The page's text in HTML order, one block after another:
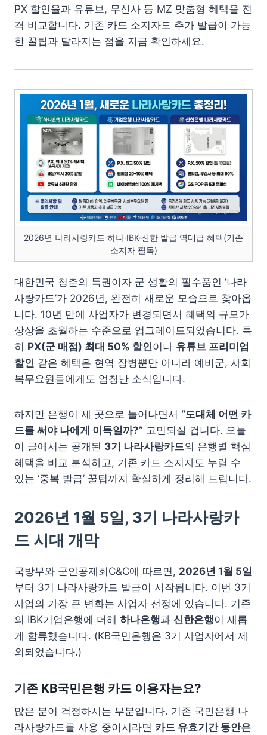
PX 할인율과 유튜브, 무신사 등 MZ 맞춤형 혜택을 전
격 비교합니다. 기존 카드 소지자도 추가 발급이 가능
한 꿀팁과 달라지는 점을 지금 확인하세요.
2026년 나라사랑카드 하나·IBK·신한 발급 역대급 혜택(기존
소지자 필독)
대한민국 청춘의 특권이자 군 생활의 필수품인 ‘나라
사랑카드’가 2026년, 완전히 새로운 모습으로 찾아옵
니다. 10년 만에 사업자가 변경되면서 혜택의 규모가
상상을 초월하는 수준으로 업그레이드되었습니다. 특
히 PX(군 매점) 최대 50% 할인이나 유튜브 프리미엄
할인 같은 혜택은 현역 장병뿐만 아니라 예비군, 사회
복무요원들에게도 엄청난 소식입니다.
하지만 은행이 세 곳으로 늘어나면서 “도대체 어떤 카
드를 써야 나에게 이득일까?” 고민되실 겁니다. 오늘
이 글에서는 공개된 3기 나라사랑카드의 은행별 핵심
혜택을 비교 분석하고, 기존 카드 소지자도 누릴 수
있는 ‘중복 발급’ 꿀팁까지 확실하게 정리해 드립니다.
2026년 1월 5일, 3기 나라사랑카
드 시대 개막
국방부와 군인공제회C&C에 따르면, 2026년 1월 5일
부터 3기 나라사랑카드 발급이 시작됩니다. 이번 3기
사업의 가장 큰 변화는 사업자 선정에 있습니다. 기존
의 IBK기업은행에 더해 하나은행과 신한은행이 새롭
게 합류했습니다. (KB국민은행은 3기 사업자에서 제
외되었습니다.)
기존 KB국민은행 카드 이용자는요?
많은 분이 걱정하시는 부분입니다. 기존 국민은행 나
라사랑카드를 사용 중이시라면 카드 유효기간 동안은